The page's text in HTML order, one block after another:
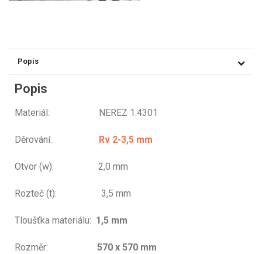
Popis
Popis
Materiál: NEREZ 1.4301
Děrování: Rv 2-3,5 mm
Otvor (w): 2,0 mm
Rozteč (t): 3,5 mm
Tloušťka materiálu: 1,5 mm
Rozměr: 570 x 570 mm